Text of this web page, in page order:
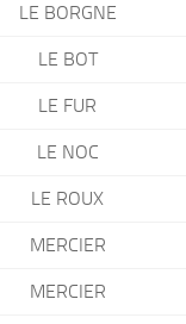
LE BORGNE
LE BOT
LE FUR
LE NOC
LE ROUX
MERCIER
MERCIER